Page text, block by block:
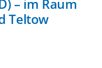
– im Raum
Teltow